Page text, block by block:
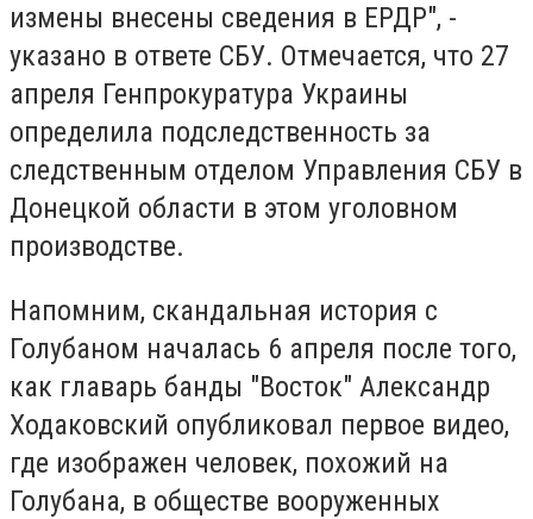
измены внесены сведения в ЕРДР", -
указано в ответе СБУ. Отмечается, что 27
апреля Генпрокуратура Украины
определила подследственность за
следственным отделом Управления СБУ в
Донецкой области в этом уголовном
производстве.
Напомним, скандальная история с
Голубаном началась 6 апреля после того,
как главарь банды "Восток" Александр
Ходаковский опубликовал первое видео,
где изображен человек, похожий на
Голубана, в обществе вооруженных